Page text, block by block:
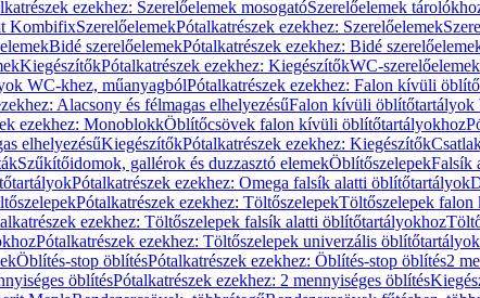
ezekhez: Szerelőelemek mosogatóSzerelőelemek
KombifixSzerelőelemekPótalkatrészek ezekhez: Szerelőelemek
Bidé szerelőelemekPótalkatrészek ezekhez: Bidé
KiegészítőkPótalkatrészek ezekhez: KiegészítőkWC-
WC-khez, műanyagbólPótalkatrészek ezekhez: Falon kívüli
Alacsony és félmagas elhelyezésűFalon kívüli öblítőtartályok
ezekhez: MonoblokkÖblítőcsövek falon kívüli öblítőtartályokhoz
elhelyezésűKiegészítőkPótalkatrészek ezekhez: Kiegészítők
Szűkítőidomok, gallérok és duzzasztó elemekÖblítőszelepekFalsík
Pótalkatrészek ezekhez: Omega falsík alatti öblítőtartályok
Pótalkatrészek ezekhez: TöltőszelepekTöltőszelepek
ezekhez: Töltőszelepek falsík alatti öblítőtartályokhoz
Pótalkatrészek ezekhez: Töltőszelepek univerzális
Öblítés-stop öblítésPótalkatrészek ezekhez: Öblítés-stop öblítés2
öblítésPótalkatrészek ezekhez: 2 mennyiséges öblítés